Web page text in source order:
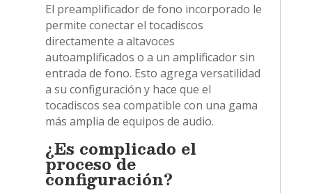
El preamplificador de fono incorporado le
permite conectar el tocadiscos
directamente a altavoces
autoamplificados o a un amplificador sin
entrada de fono. Esto agrega versatilidad
a su configuración y hace que el
tocadiscos sea compatible con una gama
más amplia de equipos de audio.
¿Es complicado el
proceso de
configuración?